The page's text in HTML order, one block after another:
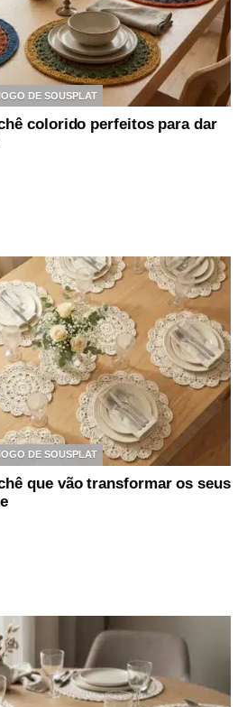
DE SOUSPLAT
colorido perfeitos para dar
DE SOUSPLAT
que vão transformar os seus